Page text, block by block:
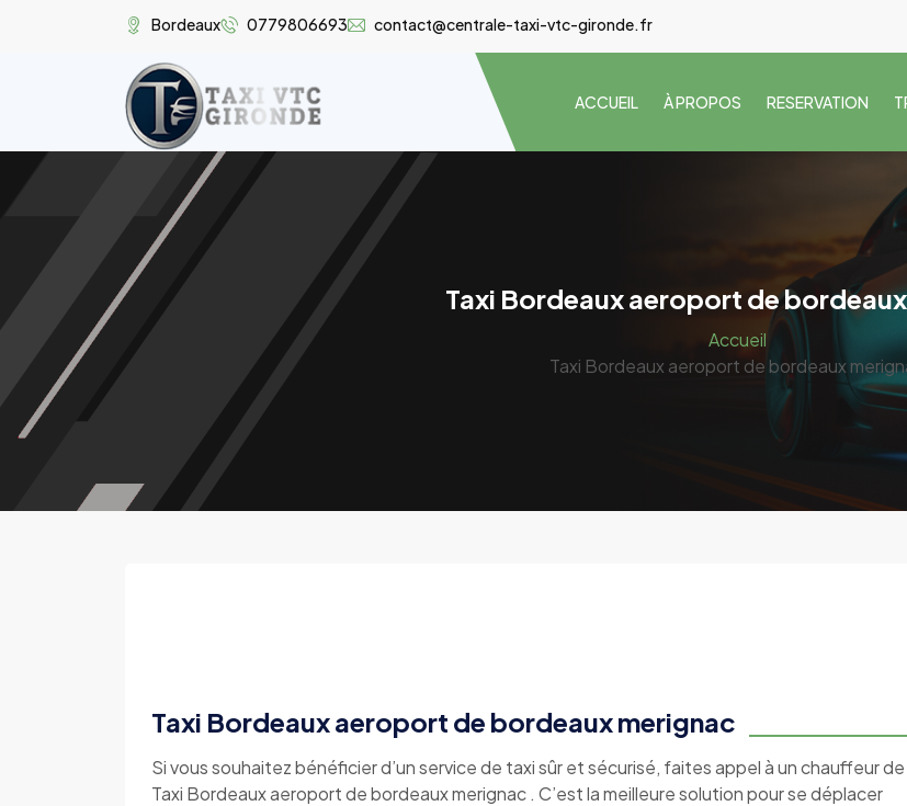
Bordeaux 0779806693 contact@centrale-taxi-vtc-gironde.fr
ACCUEIL À PROPOS RESERVATION
Taxi Bordeaux aeroport de
Accueil
Taxi Bordeaux aeroport de bordeaux
Taxi Bordeaux aeroport de bordeaux merignac
Si vous souhaitez bénéficier d’un service de taxi sûr et sécurisé, faites appel à un chauffeur de
Taxi Bordeaux aeroport de bordeaux merignac . C’est la meilleure solution pour se déplacer